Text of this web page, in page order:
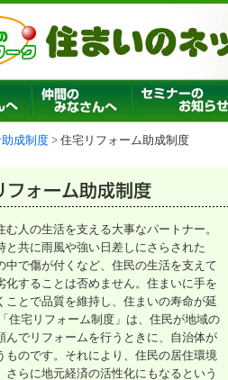
成制度> 住宅リフォーム助成制度
む人の生活を支える大事なパートナー。
と共に雨風や強い日差しにさらされた
中で傷が付くなど、住民の生活を支えて
化することは否めません。住まいに手を
ことで品質を維持し、住まいの寿命が延
住宅リフォーム制度」は、住民が地域の
んでリフォームを行うときに、自治体が
ものです。それにより、住民の居住環境
さらに地元経済の活性化にもなるという